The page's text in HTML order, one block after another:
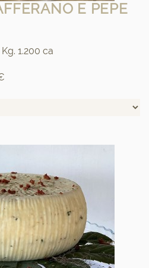
E PEPE
1.200 ca